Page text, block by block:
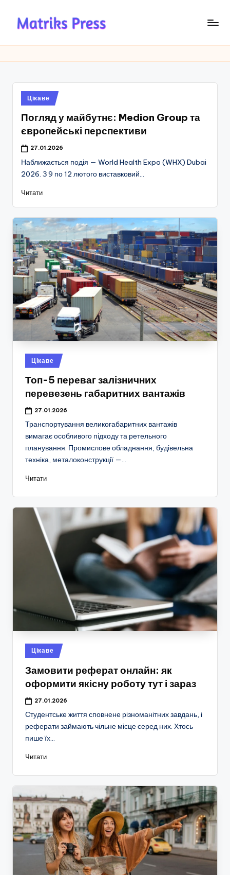
Перейти
вмісту
a
ik Опубліковано
у
Цікаве
Погляд у майбутнє: Medion Group та
європейські перспективи
27.01.2026
Наближається подія — World Health Expo (WHX) Dubai
2026. З 9 по 12 лютого виставковий…
Читати
Опубліковано
у
Цікаве
Топ-5 переваг залізничних
перевезень габаритних вантажів
27.01.2026
Транспортування великогабаритних вантажів
вимагає особливого підходу та ретельного
планування. Промислове обладнання, будівельна
техніка, металоконструкції —…
Читати
Опубліковано
у
Цікаве
Замовити реферат онлайн: як
оформити якісну роботу тут і зараз
27.01.2026
Студентське життя сповнене різноманітних завдань, і
реферати займають чільне місце серед них. Хтось
пише їх…
Читати